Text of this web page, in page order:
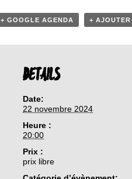
+ GOOGLE AGENDA +
DETAILS
Date:
22 novembre 2024
Heure :
20:00
Prix :
prix libre